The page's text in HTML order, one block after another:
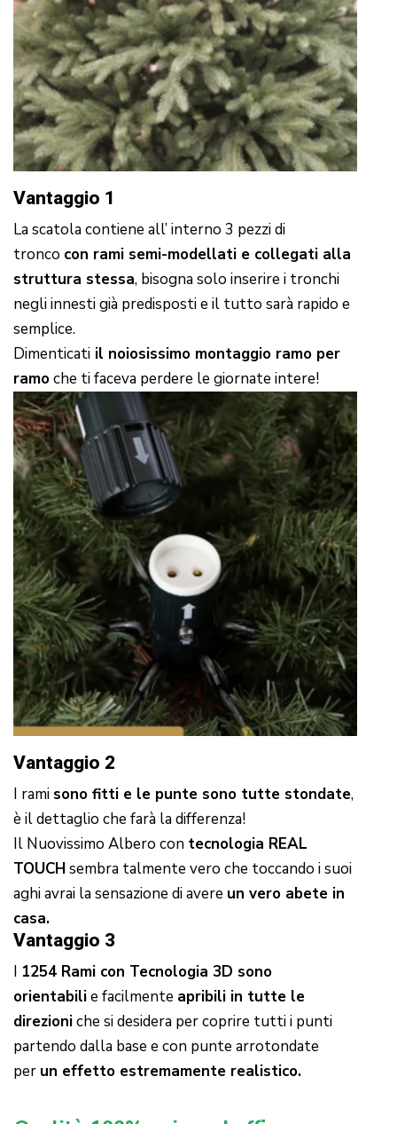
Vantaggio 1
La scatola contiene all’ interno 3 pezzi di
tronco con rami semi-modellati e collegati alla
struttura stessa, bisogna solo inserire i tronchi
negli innesti già predisposti e il tutto sarà rapido e
semplice.
Dimenticati il noiosissimo montaggio ramo per
ramoche ti faceva perdere le giornate intere!
Vantaggio 2
I rami sono fitti e le punte sono tutte stondate,
è il dettaglio che farà la differenza!
Il Nuovissimo Albero con tecnologia REAL
TOUCHsembra talmente vero che toccando i suoi
aghi avrai la sensazione di avere un vero abete in
casa.
Vantaggio 3
I 1254 Rami con Tecnologia 3D sono
orientabilie facilmente apribili in tutte le
direzioniche si desidera per coprire tutti i punti
partendo dalla base e con punte arrotondate
per un effetto estremamente realistico.